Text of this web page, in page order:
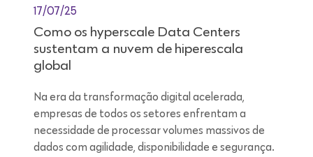
17/07/25
Como os hyperscale Data Centers
sustentam a nuvem de hiperescala
global
Na era da transformação digital acelerada,
empresas de todos os setores enfrentam a
necessidade de processar volumes massivos de
dados com agilidade, disponibilidade e segurança.